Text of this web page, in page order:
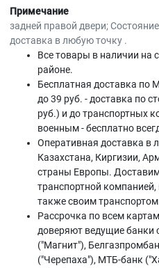
Примечание
задней правой двери;
доставка в любую точку .
Все товары в наличии на
районе.
Бесплатная доставка по
до 39 руб. - доставка по
руб.) и до транспортных
военным - бесплатно
Оперативная доставка в
Казахстана, Киргизии,
страны Европы.
транспортной
также своим
Рассрочка по всем
доверяют ведущие банки
("Магнит"),
("Черепаха"), МТБ-банк